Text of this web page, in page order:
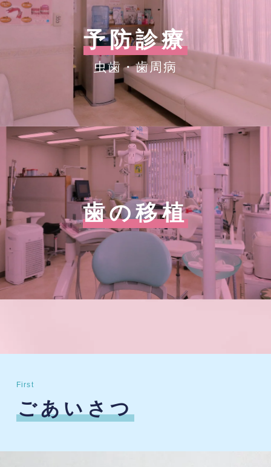
予防診療
虫歯・歯周病
歯の移植
First
ごあいさつ